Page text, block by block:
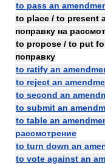
to pass an
to place / to present
поправку на
to propose / to put
поправку
to ratify an
to reject an
to second an
to submit an
to table an
рассмотрение
to turn down an
to vote against an